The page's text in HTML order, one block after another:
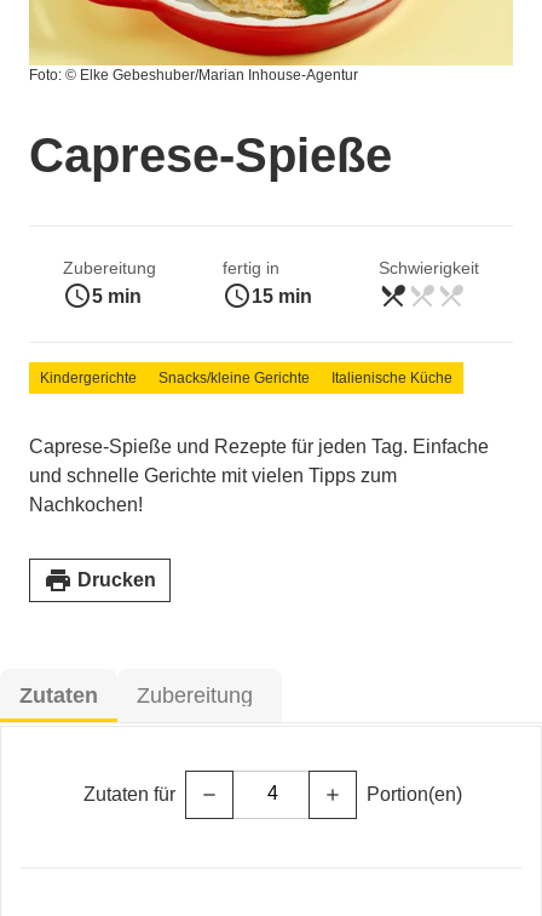
Foto: © Elke Gebeshuber/Marian Inhouse-Agentur
Caprese-Spieße
Zubereitung
access_time5 min
fertig in
access_time15 min
Schwierigkeit
leicht
restaurant_menu restaurant_menu restaurant_menu
Kindergerichte Snacks/kleine Gerichte Italienische Küche
Caprese-Spieße und Rezepte für jeden Tag. Einfache
und schnelle Gerichte mit vielen Tipps zum
Nachkochen!
print Drucken
Zutaten Zubereitung
Zutaten für remove add Portion(en)